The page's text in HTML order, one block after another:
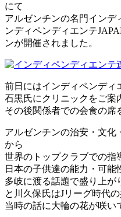
にて
アルゼンチンの名門インデ
ンディペンディエンテ
ンが開催されました。
前日にはインディペンディ
石黒氏にクリニックをご案
その後関係者での会食の席
アルゼンチンの治安・文化
から
世界のトップクラブでの指
日本の子供達の能力・可能
多岐に渡る話題で盛り上が
と川久保氏はJリーグ時代
当時の話に大輪の花が咲い